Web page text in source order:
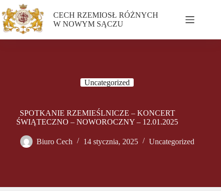
CECH RZEMIOSŁ RÓŻNYCH
W NOWYM SĄCZU
Uncategorized
SPOTKANIE RZEMIEŚLNICZE – KONCERT
ŚWIĄTECZNO – NOWOROCZNY – 12.01.2025
Biuro Cech 14 stycznia, 2025 Uncategorized